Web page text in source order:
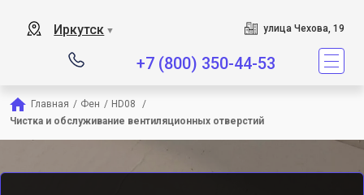
Иркутск ▼ улица Чехова, 19
+7 (800) 350-44-53
Главная / Фен / HD08
/
Чистка и обслуживание вентиляционных отверстий